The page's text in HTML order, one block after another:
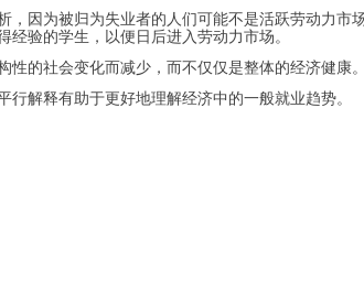
，因为被归为失业者的人们可能不是活跃劳动力
经验的学生，以便日后进入劳动力市场。
性的社会变化而减少，而不仅仅是整体的经济健康
行解释有助于更好地理解经济中的一般就业趋势。